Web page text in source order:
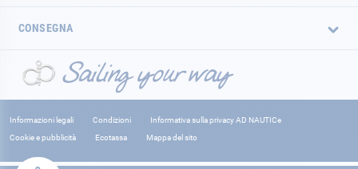
CONSEGNA
Informazioni legali Condizioni
Informativa sulla privacy AD NAUTICe
Cookie e pubblicità
Ecotassa Mappa del sito